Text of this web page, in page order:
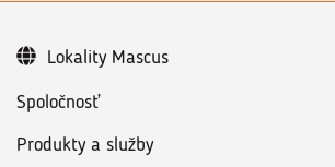
Spoločnosť
Produkty a služby
Lokality Mascus